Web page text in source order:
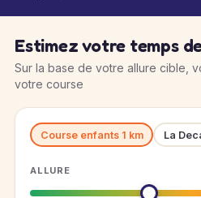
Estimez votre temps
Sur la base de votre allure cible,
votre course
Course enfants 1 km La
ALLURE